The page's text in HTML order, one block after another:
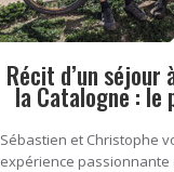
Récit d’un séjour
la Catalogne : le
Sébastien et Christophe
expérience passionnante